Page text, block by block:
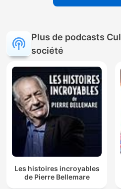
Plus de podcasts
société
Les histoires incroyables
de Pierre Bellemare